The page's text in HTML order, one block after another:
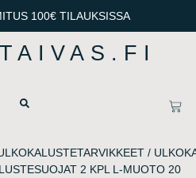
100€ TILAUKSISSA
/
2 KPL L-MUOTO 20